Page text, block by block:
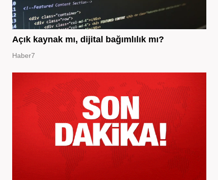
Açık kaynak mı, dijital bağımlılık mı?
Haber7